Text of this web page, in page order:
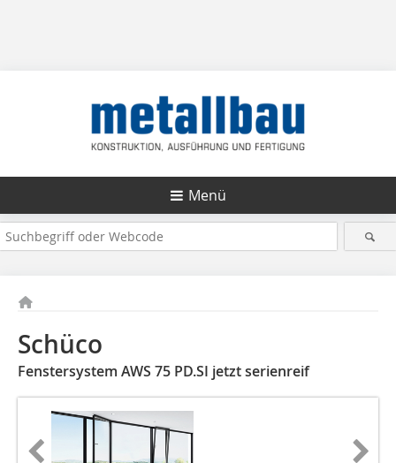
Menü
Schüco
Fenstersystem AWS 75 PD.SI jetzt serienreif